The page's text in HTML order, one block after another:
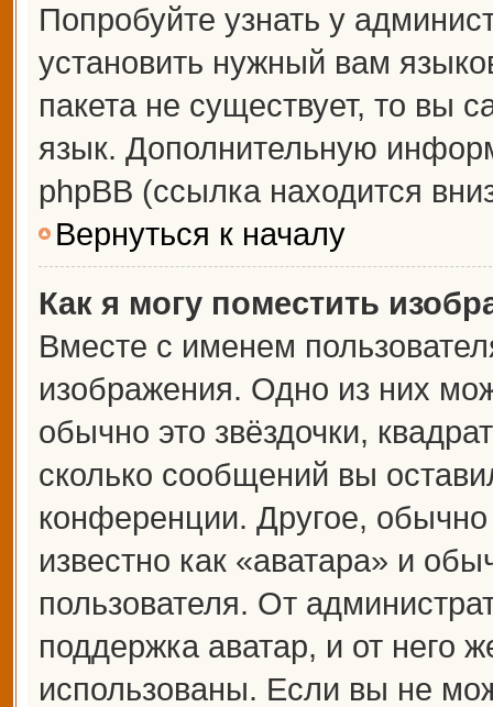
Попробуйте узнать у
установить нужный вам
пакета не существует, то вы
язык. Дополнительную
phpBB (ссылка находится
Вернуться к началу
Как я могу поместить
Вместе с именем
изображения. Одно из них
обычно это звёздочки,
сколько сообщений вы
конференции. Другое,
известно как «аватара» и
пользователя. От
поддержка аватар, и от него
использованы. Если вы не